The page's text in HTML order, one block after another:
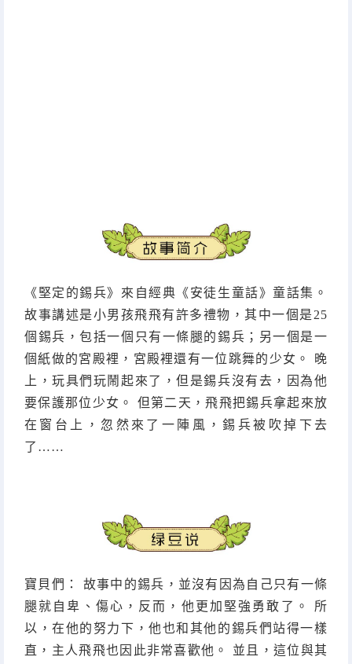
《堅定的錫兵》來自經典《安徒生童話》童話集。
故事講述是小男孩飛飛有許多禮物，其中一個是25
個錫兵，包括一個只有一條腿的錫兵；另一個是一
個紙做的宮殿裡，宮殿裡還有一位跳舞的少女。 晚
上，玩具們玩鬧起來了，但是錫兵沒有去，因為他
要保護那位少女。 但第二天，飛飛把錫兵拿起來放
在窗台上，忽然來了一陣風，錫兵被吹掉下去
了……
寶貝們： 故事中的錫兵，並沒有因為自己只有一條
腿就自卑、傷心，反而，他更加堅強勇敢了。 所
以，在他的努力下，他也和其他的錫兵們站得一樣
直，主人飛飛也因此非常喜歡他。 並且，這位與其